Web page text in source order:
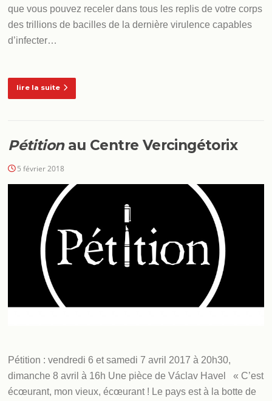
que vous pouvez receler dans tous les replis de votre corps
des trillions de bacilles de la dernière virulence capables
d’infecter…
lire la suite
Pétitionau Centre Vercingétorix
5 février 2018
Pétition : vendredi 6 et samedi 7 avril 2017 à 20h30,
dimanche 8 avril à 16h Une pièce de Václav Havel « C’est
écœurant, mon vieux, écœurant ! Le pays est à la botte de